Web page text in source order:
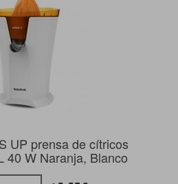
UP prensa de cítricos
40 W Naranja, Blanco